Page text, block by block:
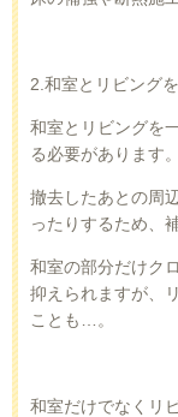
2. 和室とリビング
和室とリビングを
る必要があります。
撤去したあとの周
ったりするため、
和室の部分だけク
抑えられますが、
ことも…。
和室だけでなくリ